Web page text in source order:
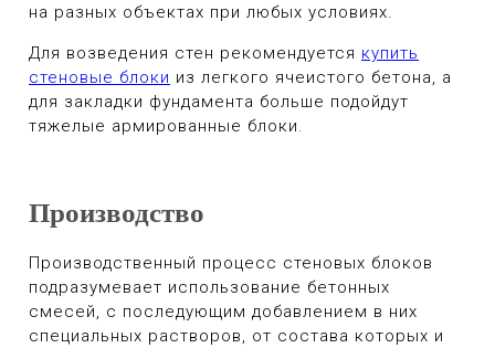
на разных объектах при любых условиях.
Для возведения стен рекомендуется купить
стеновые блоки из легкого ячеистого бетона, а
для закладки фундамента больше подойдут
тяжелые армированные блоки.
Производство
Производственный процесс стеновых блоков
подразумевает использование бетонных
смесей, с последующим добавлением в них
специальных растворов, от состава которых и